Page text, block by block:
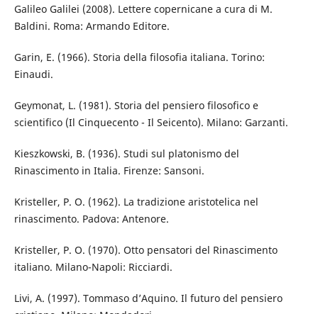
Galileo Galilei (2008). Lettere copernicane a cura di M.
Baldini. Roma: Armando Editore.
Garin, E. (1966). Storia della filosofia italiana. Torino:
Einaudi.
Geymonat, L. (1981). Storia del pensiero filosofico e
scientifico (Il Cinquecento - Il Seicento). Milano: Garzanti.
Kieszkowski, B. (1936). Studi sul platonismo del
Rinascimento in Italia. Firenze: Sansoni.
Kristeller, P. O. (1962). La tradizione aristotelica nel
rinascimento. Padova: Antenore.
Kristeller, P. O. (1970). Otto pensatori del Rinascimento
italiano. Milano-Napoli: Ricciardi.
Livi, A. (1997). Tommaso d’Aquino. Il futuro del pensiero